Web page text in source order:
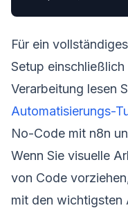
Für ein
Setup
Verarbeitung lesen
Automatisierungs-
No-Code mit n8n
Wenn Sie visuelle
von Code
mit den wichtigsten